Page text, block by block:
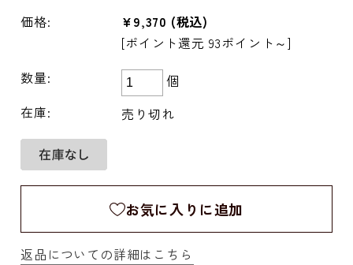
価格: ¥9,370 (税込)
[ポイント還元 93ポイント～]
数量:
個
在庫:
売り切れ
お気に入りに追加
返品についての詳細はこちら